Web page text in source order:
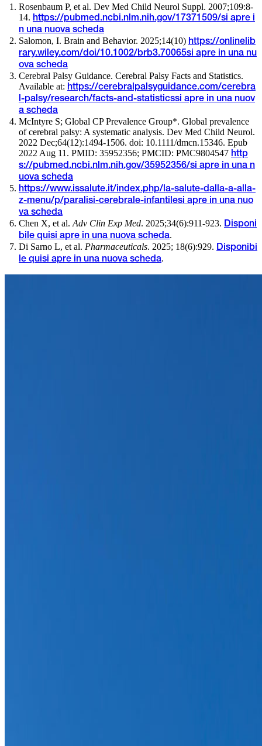
Rosenbaum P, et al. Dev Med Child Neurol Suppl. 2007;109:8-
14. https://pubmed.ncbi.nlm.nih.gov/17371509/si apre i
n una nuova scheda
Salomon, I. Brain and Behavior. 2025;14(10) https://onlinelib
rary.wiley.com/doi/10.1002/brb3.70065si apre in una nu
ova scheda
Cerebral Palsy Guidance. Cerebral Palsy Facts and Statistics.
Available at: https://cerebralpalsyguidance.com/cerebra
l-palsy/research/facts-and-statisticssi apre in una nuov
a scheda
McIntyre S; Global CP Prevalence Group*. Global prevalence
of cerebral palsy: A systematic analysis. Dev Med Child Neurol.
2022 Dec;64(12):1494-1506. doi: 10.1111/dmcn.15346. Epub
2022 Aug 11. PMID: 35952356; PMCID: PMC9804547 http
s://pubmed.ncbi.nlm.nih.gov/35952356/si apre in una n
uova scheda
https://www.issalute.it/index.php/la-salute-dalla-a-alla-
z-menu/p/paralisi-cerebrale-infantilesi apre in una nuo
va scheda
Chen X, et al. Adv Clin Exp Med. 2025;34(6):911-923. Disponi
bile quisi apre in una nuova scheda.
Di Sarno L, et al. Pharmaceuticals. 2025; 18(6):929. Disponibi
le quisi apre in una nuova scheda.